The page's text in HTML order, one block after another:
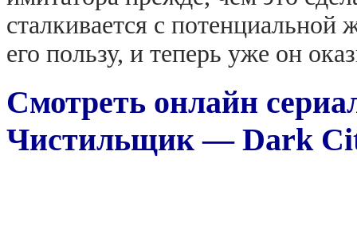
сталкивается с потенциальной
его пользу, и теперь уже он
Смотреть онлайн
Чистильщик — Dark